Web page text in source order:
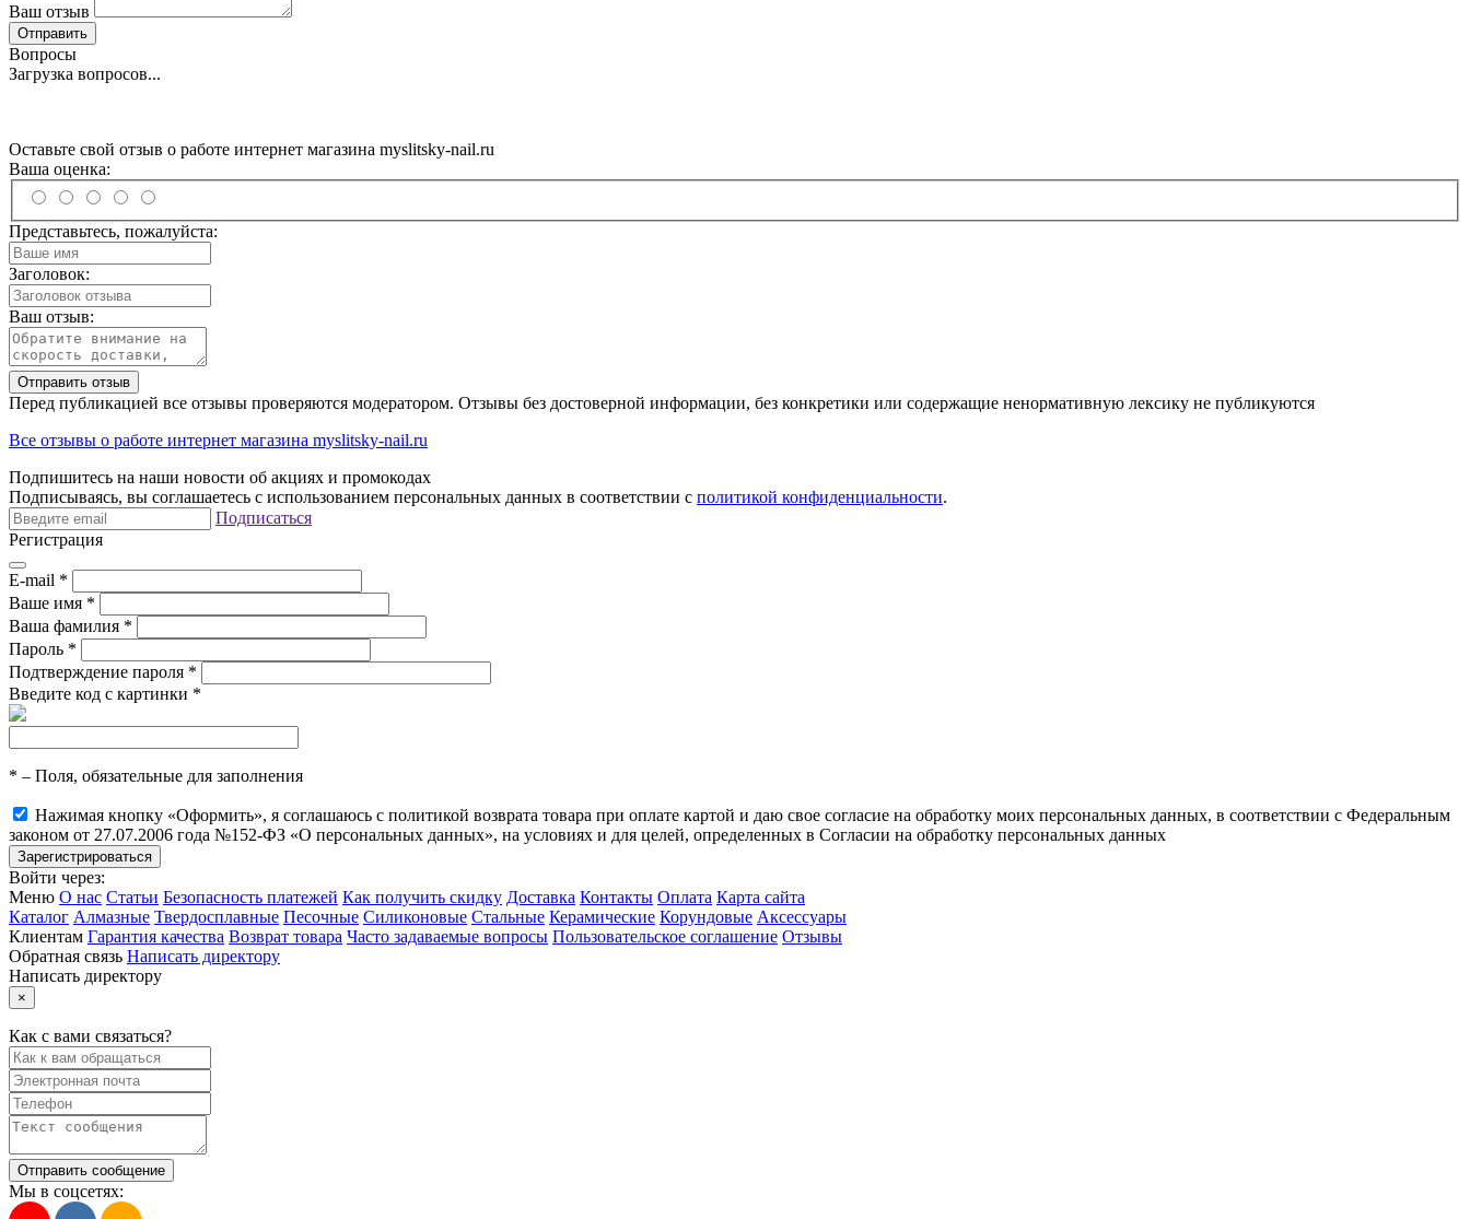
Ваш отзыв
Отправить
Вопросы
Загрузка вопросов...
Оставьте свой отзыв о работе интернет магазина myslitsky-nail.ru
Ваша оценка:
Представьтесь, пожалуйста:
Заголовок:
Ваш отзыв:
Отправить отзыв
Перед публикацией все отзывы проверяются модератором. Отзывы без достоверной информации, без конкретики или содержащие ненормативную лексику не публикуются
Все отзывы о работе интернет магазина myslitsky-nail.ru
Подпишитесь на наши новости об акциях и промокодах
Подписываясь, вы соглашаетесь с использованием персональных данных в соответствии с политикой конфиденциальности.
Подписаться
Регистрация
E-mail *
Ваше имя *
Ваша фамилия *
Пароль *
Подтверждение пароля *
Введите код с картинки *
* – Поля, обязательные для заполнения
Нажимая кнопку «Оформить», я соглашаюсь с политикой возврата товара при оплате картой и даю свое согласие на обработку моих персональных данных, в соответствии с Федеральным
законом от 27.07.2006 года №152-ФЗ «О персональных данных», на условиях и для целей, определенных в Согласии на обработку персональных данных
Войти через:
Меню О нас Статьи Безопасность платежей Как получить скидку Доставка Контакты Оплата Карта сайта
Каталог Алмазные Твердосплавные Песочные Силиконовые Стальные Керамические Корундовые Аксессуары
Клиентам Гарантия качества Возврат товара Часто задаваемые вопросы Пользовательское соглашение Отзывы
Обратная связь Написать директору
Написать директору
×
Как с вами связаться?
Отправить сообщение
Мы в соцсетях: